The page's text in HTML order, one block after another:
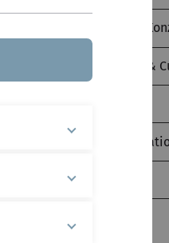
Analysis - Methoden,
Management &
der digitalen